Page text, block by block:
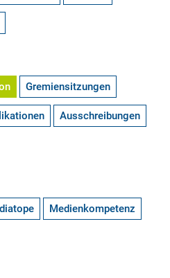
Gremiensitzungen
Ausschreibungen
Medienkompetenz